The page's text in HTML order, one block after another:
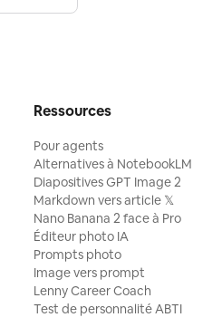
Ressources
Pour agents
Alternatives à NotebookLM
Diapositives GPT Image 2
Markdown vers article 𝕏
Nano Banana 2 face à Pro
Éditeur photo IA
Prompts photo
Image vers prompt
Lenny Career Coach
Test de personnalité ABTI